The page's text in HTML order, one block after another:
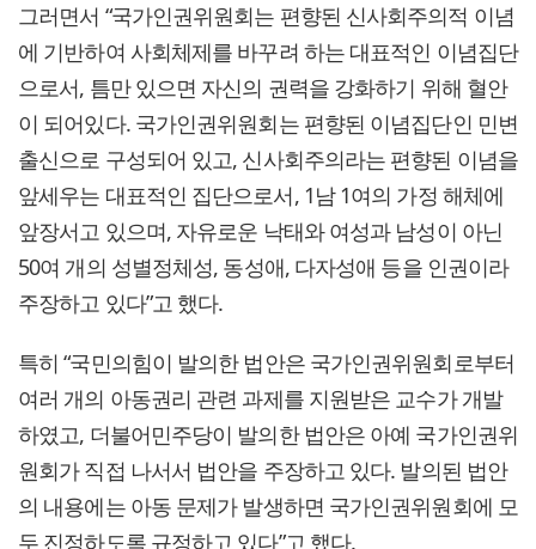
그러면서 “국가인권위원회는 편향된 신사회주의적 이념
에 기반하여 사회체제를 바꾸려 하는 대표적인 이념집단
으로서, 틈만 있으면 자신의 권력을 강화하기 위해 혈안
이 되어있다. 국가인권위원회는 편향된 이념집단인 민변
출신으로 구성되어 있고, 신사회주의라는 편향된 이념을
앞세우는 대표적인 집단으로서, 1남 1여의 가정 해체에
앞장서고 있으며, 자유로운 낙태와 여성과 남성이 아닌
50여 개의 성별정체성, 동성애, 다자성애 등을 인권이라
주장하고 있다”고 했다.
특히 “국민의힘이 발의한 법안은 국가인권위원회로부터
여러 개의 아동권리 관련 과제를 지원받은 교수가 개발
하였고, 더불어민주당이 발의한 법안은 아예 국가인권위
원회가 직접 나서서 법안을 주장하고 있다. 발의된 법안
의 내용에는 아동 문제가 발생하면 국가인권위원회에 모
두 진정하도록 규정하고 있다”고 했다.